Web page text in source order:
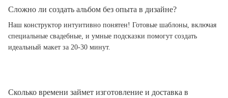
Сложно ли создать альбом без опыта в дизайне?
Наш конструктор интуитивно понятен! Готовые шаблоны, включая
специальные свадебные, и умные подсказки помогут создать
идеальный макет за 20-30 минут.
Сколько времени займет изготовление и доставка в